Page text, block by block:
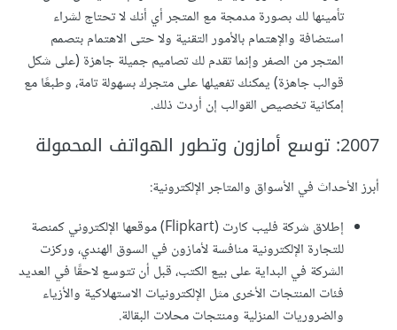
تأمينها لك بصورة مدمجة مع المتجر أي أنك لا تحتاج لشراء
استضافة والإهتمام بالأمور التقنية ولا حتى الاهتمام بتصمم
المتجر من الصفر وإنما تقدم لك تصاميم جميلة جاهزة (على شكل
قوالب جاهزة) يمكنك تفعيلها على متجرك بسهولة تامة، وطبعًا مع
إمكانية تخصيص القوالب إن أردت ذلك.
2007: توسع أمازون وتطور الهواتف المحمولة
أبرز الأحداث في الأسواق والمتاجر الإلكترونية:
إطلاق شركة فليب كارت (Flipkart) موقعها الإلكتروني كمنصة
للتجارة الإلكترونية منافسة لأمازون في السوق الهندي، وركزت
الشركة في البداية على بيع الكتب، قبل أن تتوسع لاحقًا في العديد
فئات المنتجات الأخرى مثل الإلكترونيات الاستهلاكية والأزياء
والضروريات المنزلية ومنتجات محلات البقالة.